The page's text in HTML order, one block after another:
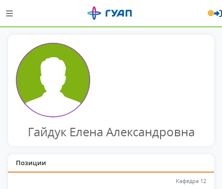
Гайдук Елена Александровна
Позиции
Кафедра 12